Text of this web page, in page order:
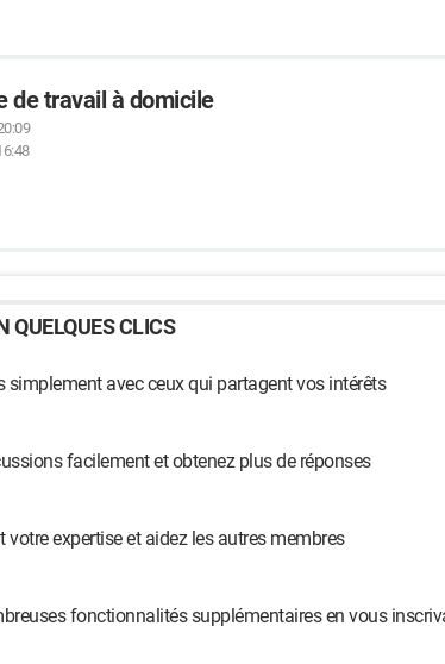
de travail à domicile
QUELQUES CLICS
simplement avec ceux qui partagent vos intérêts
facilement et obtenez plus de réponses
votre expertise et aidez les autres membres
fonctionnalités supplémentaires en vous